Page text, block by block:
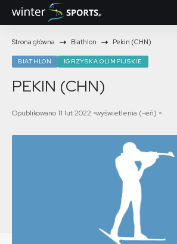
Strona główna Biathlon Pekin (CHN)
BIATHLON IGRZYSKA OLIMPIJSKIE
PEKIN (CHN)
Opublikowano 11 lut 2022 wyświetlenia (-eń)